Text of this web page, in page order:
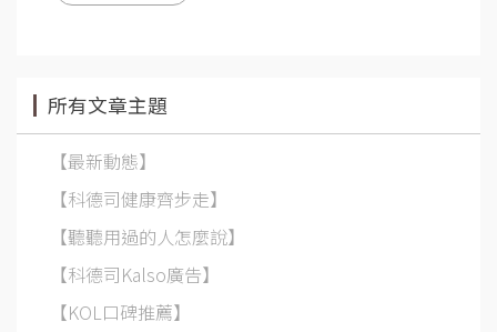
所有文章主題
【最新動態】
【科德司健康齊步走】
【聽聽用過的人怎麼說】
【科德司Kalso廣告】
【KOL口碑推薦】